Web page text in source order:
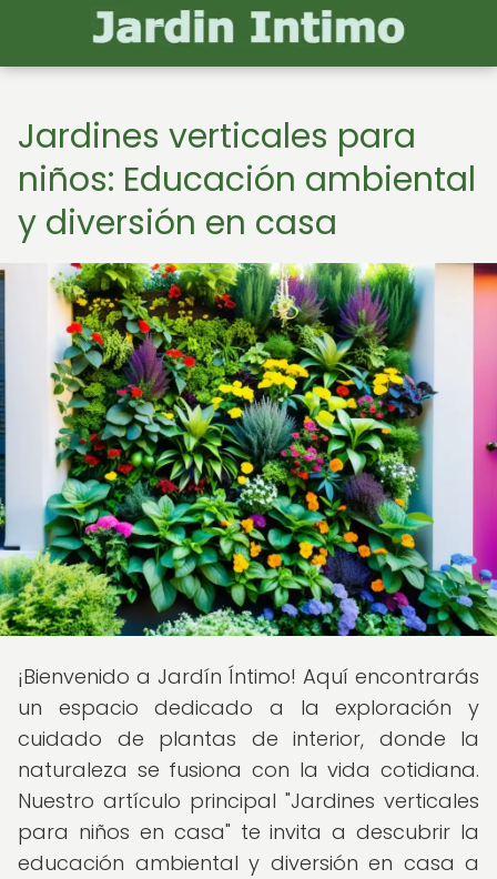
Jardines verticales para
niños: Educación ambiental
y diversión en casa
¡Bienvenido a Jardín Íntimo! Aquí encontrarás
un espacio dedicado a la exploración y
cuidado de plantas de interior, donde la
naturaleza se fusiona con la vida cotidiana.
Nuestro artículo principal "Jardines verticales
para niños en casa" te invita a descubrir la
educación ambiental y diversión en casa a